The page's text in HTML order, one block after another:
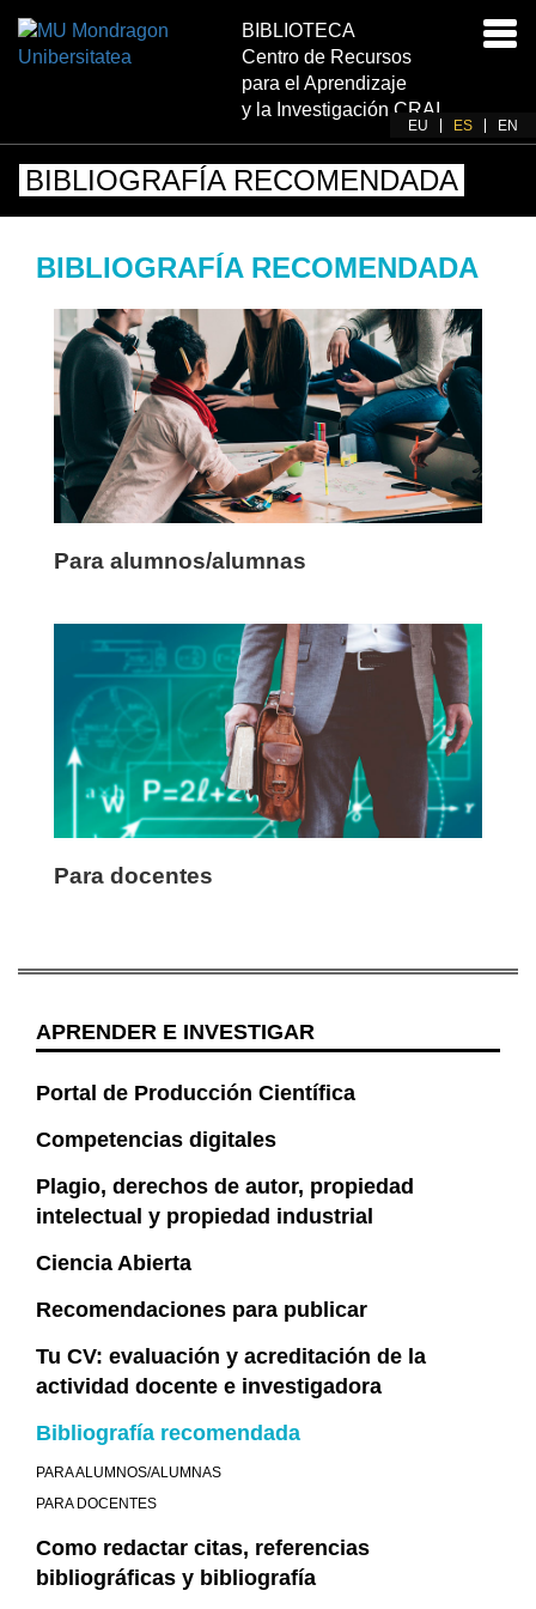
BIBLIOTECA
Centro de Recursos
para el Aprendizaje
y la Investigación CRAI
EU ES EN
BIBLIOGRAFÍA RECOMENDADA
BIBLIOGRAFÍA RECOMENDADA
Para alumnos/alumnas
Para docentes
APRENDER E INVESTIGAR
Portal de Producción Científica
Competencias digitales
Plagio, derechos de autor, propiedad
intelectual y propiedad industrial
Ciencia Abierta
Recomendaciones para publicar
Tu CV: evaluación y acreditación de la
actividad docente e investigadora
Bibliografía recomendada
PARA ALUMNOS/ALUMNAS
PARA DOCENTES
Como redactar citas, referencias
bibliográficas y bibliografía